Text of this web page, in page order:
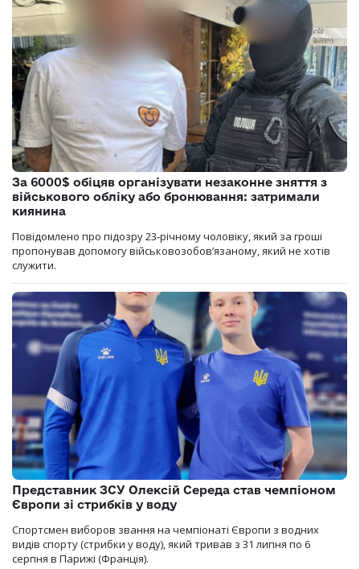
За 6000$ обіцяв організувати незаконне зняття з
військового обліку або бронювання: затримали
киянина
Повідомлено про підозру 23-річному чоловіку, який за гроші
пропонував допомогу військовозобов’язаному, який не хотів
служити.
Представник ЗСУ Олексій Середа став чемпіоном
Європи зі стрибків у воду
Спортсмен виборов звання на чемпіонаті Європи з водних
видів спорту (стрибки у воду), який тривав з 31 липня по 6
серпня в Парижі (Франція).